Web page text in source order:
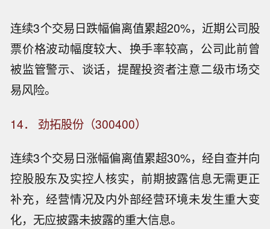
连续3个交易日跌幅偏离值累超20%，近期公司股
票价格波动幅度较大、换手率较高，公司此前曾
被监管警示、谈话，提醒投资者注意二级市场交
易风险。
14． 劲拓股份（300400）
连续3个交易日涨幅偏离值累超30%，经自查并向
控股股东及实控人核实，前期披露信息无需更正
补充，经营情况及内外部经营环境未发生重大变
化，无应披露未披露的重大信息。